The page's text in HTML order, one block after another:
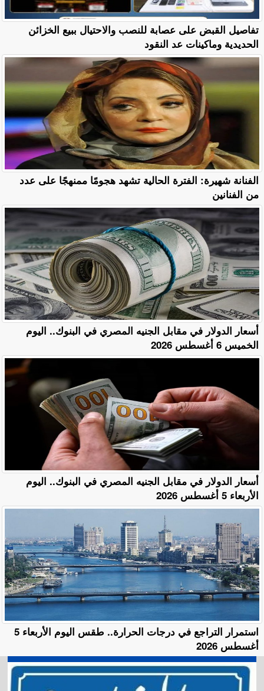
تفاصيل القبض على عصابة للنصب والاحتيال ببيع الخزائن
الحديدية وماكينات عد النقود
الفنانة شهيرة: الفترة الحالية تشهد هجومًا ممنهجًا على عدد
من الفنانين
أسعار الدولار في مقابل الجنيه المصري في البنوك.. اليوم
الخميس 6 أغسطس 2026
أسعار الدولار في مقابل الجنيه المصري في البنوك.. اليوم
الأربعاء 5 أغسطس 2026
استمرار التراجع في درجات الحرارة.. طقس اليوم الأربعاء 5
أغسطس 2026